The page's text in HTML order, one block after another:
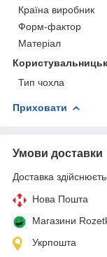
Країна виробник
Форм-фактор
Матеріал
Тип чохла
Приховати
Умови доставки
Доставка
Нова Пошта
Магазини
Укрпошта